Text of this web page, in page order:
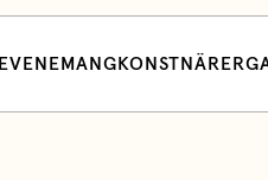
EVENEMANG KONSTNÄRER